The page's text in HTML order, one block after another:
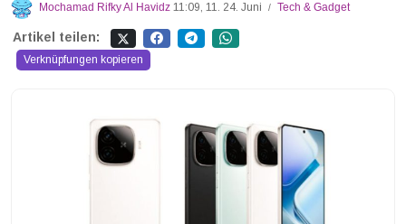
Mochamad Rifky Al Havidz 11:09, 11. 24. Juni / Tech & Gadget
Artikel teilen:
Verknüpfungen kopieren